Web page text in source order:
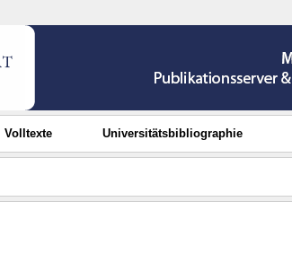
Volltexte Universitätsbibliographie